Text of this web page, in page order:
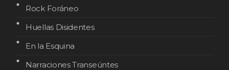
Rock Foráneo
Huellas Disidentes
En la Esquina
Narraciones Transeúntes